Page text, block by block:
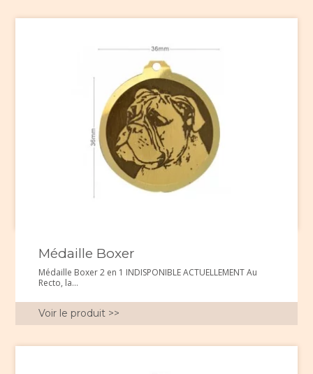
Médaille Boxer
Médaille Boxer 2 en 1 INDISPONIBLE ACTUELLEMENT Au
Recto, la...
Voir le produit >>